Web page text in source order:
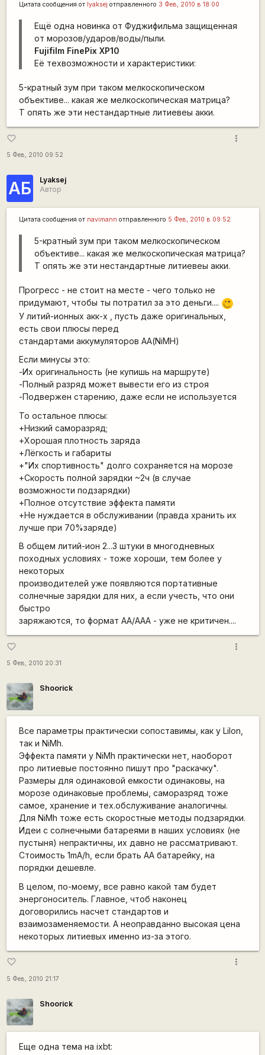
Цитата сообщения от lyaksej отправленного 3 Фев, 2010 в 18:00
Ещё одна новинка от Фуджифильма защищенная
от морозов/ударов/воды/пыли.
Fujifilm FinePix XP10
Её техвозможности и характеристики:
5-кратный зум при таком мелкоскопическом
объективе... какая же мелкоскопическая матрица?
Т опять же эти нестандартные литиевеы акки.
favorite_border
5 Фев, 2010 09:52
more_vert
АБ
Lyaksej
Автор
Цитата сообщения от navimann отправленного 5 Фев, 2010 в 09:52
5-кратный зум при таком мелкоскопическом
объективе... какая же мелкоскопическая матрица?
Т опять же эти нестандартные литиевеы акки.
Прогресс - не стоит на месте - чего только не
придумают, чтобы ты потратил за это деньги....
;)
У литий-ионных акк-х , пусть даже оригинальных,
есть свои плюсы перед
стандартами аккумуляторов АА(NiMH)
Если минусы это:
-Их оригинальность (не купишь на маршруте)
-Полный разряд может вывести его из строя
-Подвержен старению, даже если не используется
То остальное плюсы:
+Низкий саморазряд;
+Хорошая плотность заряда
+Лёгкость и габариты
+"Их спортивность" долго сохраняется на морозе
+Скорость полной зарядки ~2ч (в случае
возможности подзарядки)
+Полное отсутствие эффекта памяти
+Не нуждается в обслуживании (правда хранить их
лучше при 70%заряде)
В общем литий-ион 2...3 штуки в многодневных
походных условиях - тоже хороши, тем более у
некоторых
производителей уже появляются портативные
солнечные зарядки для них, а если учесть, что они
быстро
заряжаются, то формат AA/ААА - уже не критичен....
favorite_border
5 Фев, 2010 20:31
more_vert
Shoorick
Все параметры практически сопоставимы, как у LiIon,
так и NiMh.
Эффекта памяти у NiMh практически нет, наоборот
про литиевые постоянно пишут про "раскачку".
Размеры для одинаковой емкости одинаковы, на
морозе одинаковые проблемы, саморазряд тоже
самое, хранение и тех.обслуживание аналогичны.
Для NiMh тоже есть скоростные методы подзарядки.
Идеи с солнечными батареями в наших условиях (не
пустыня) непрактичны, их давно не рассматривают.
Стоимость 1mA/h, если брать AA батарейку, на
порядки дешевле.
В целом, по-моему, все равно какой там будет
энергоноситель. Главное, чтоб наконец
договорились насчет стандартов и
взаимозаменяемости. А неоправданно высокая цена
некоторых литиевых именно из-за этого.
favorite_border
5 Фев, 2010 21:17
more_vert
Shoorick
Еще одна тема на ixbt: